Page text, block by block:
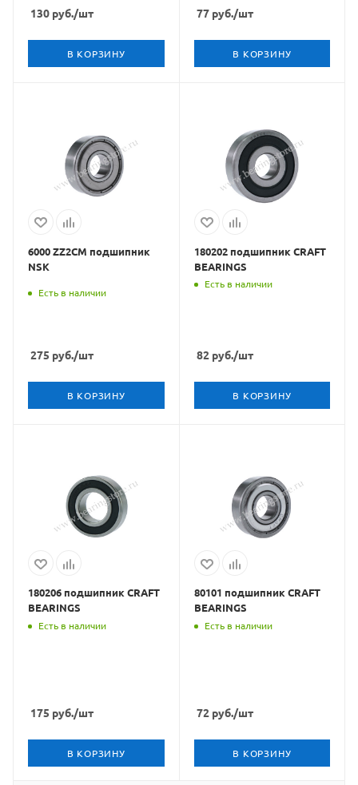
130 руб./шт
В КОРЗИНУ
77руб./шт
В КОРЗИНУ
6000 ZZ2CM подшипник
NSK
Есть в наличии
275 руб./шт
В КОРЗИНУ
180202 подшипник CRAFT
BEARINGS
Есть в наличии
82 руб./шт
В КОРЗИНУ
180206 подшипник CRAFT
BEARINGS
Есть в наличии
175 руб./шт
В КОРЗИНУ
80101 подшипник CRAFT
BEARINGS
Есть в наличии
72руб./шт
В КОРЗИНУ